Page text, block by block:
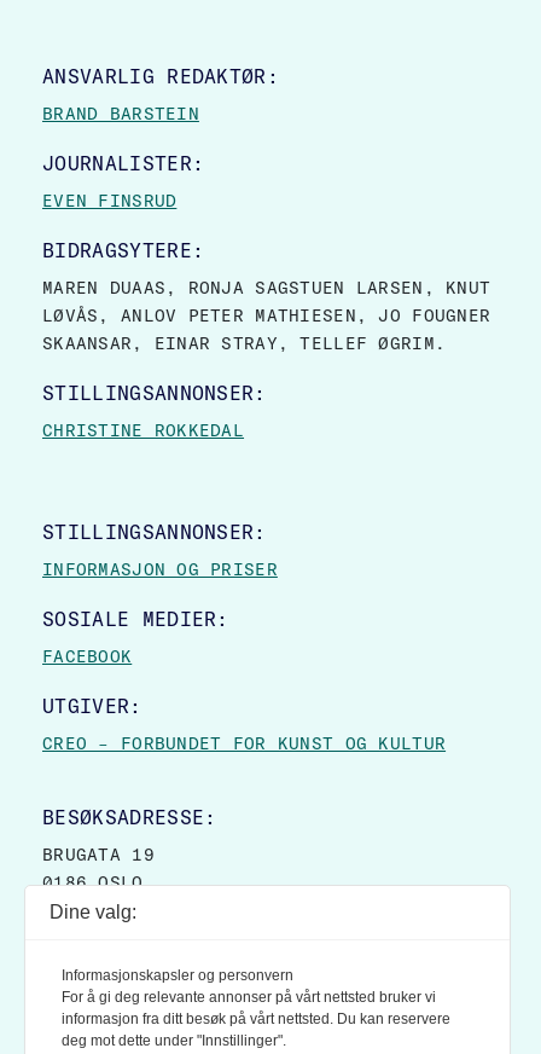
SITE FOOTER
ANSVARLIG REDAKTØR:
BRAND BARSTEIN
JOURNALISTER:
EVEN FINSRUD
BIDRAGSYTERE:
MAREN DUAAS, RONJA SAGSTUEN LARSEN, KNUT
LØVÅS, ANLOV PETER MATHIESEN, JO FOUGNER
SKAANSAR, EINAR STRAY, TELLEF ØGRIM.
STILLINGSANNONSER:
CHRISTINE ROKKEDAL
STILLINGSANNONSER:
INFORMASJON OG PRISER
SOSIALE MEDIER:
FACEBOOK
UTGIVER:
CREO – FORBUNDET FOR KUNST OG KULTUR
BESØKSADRESSE:
BRUGATA 19
0186 OSLO
POSTBOKS 9007 GRØNLAND
0133 OSLO
LES OGSÅ:
Dine valg:
Informasjonskapsler og personvern
For å gi deg relevante annonser på vårt nettsted bruker vi
informasjon fra ditt besøk på vårt nettsted. Du kan reservere
deg mot dette under "Innstillinger".